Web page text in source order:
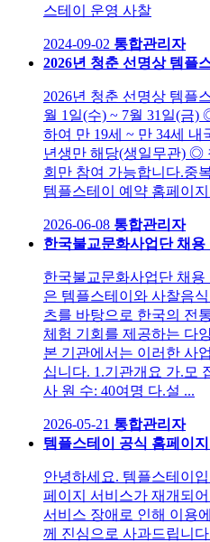
스테이 운영 사찰
2024-09-02 통합관리자
2026년 청춘 선명상 템플
2026년 청춘 선명상 템플
월 1일(수) ~ 7월 31일(금
하여 만 19세 ~ 만 34세
년생만 해당(생일무관) ◎
회만 참여 가능합니다.중
템플스테이 예약 홈페이
2026-06-08 통합관리자
한국불교문화사업단 채용
한국불교문화사업단 채
은 템플스테이와 사찰음
츠를 바탕으로 한국의 전
체험 기회를 제공하는 다
본 기관에서는 이러한 사
십니다. 1.기관개요 가.모
사 원 수: 40여명 다.설 ...
2026-05-21 통합관리자
템플스테이 공식 홈페이
안녕하세요. 템플스테이
페이지 서비스가 재개되
서비스 장애로 인해 이용
께 진심으로 사과드립니다